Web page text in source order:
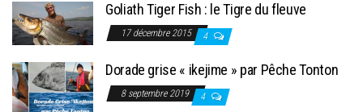
Goliath Tiger Fish : le Tigre du fleuve
17 décembre 2015 4
Dorade grise « ikejime » par Pêche Tonton
8 septembre 2019 4